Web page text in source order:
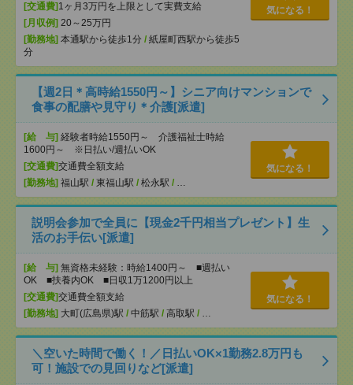
[交通費] 1ヶ月3万円を上限として実費支給
[月収例] 20～25万円
[勤務地] 本通駅から徒歩1分 / 紙屋町西駅から徒歩5
分
気になる！
【週2日＊高時給1550円～】シニア向けマンションで
食事の配膳や見守り＊介護[派遣]
[給 与] 経験者時給1550円～ 介護福祉士時給
1600円～ ※日払い/週払いOK
[交通費]交通費全額支給
[勤務地] 福山駅 / 東福山駅 / 松永駅 / …
気になる！
説明会参加で全員に【現金2千円相当プレゼント】生
活のお手伝い[派遣]
[給 与] 無資格未経験：時給1400円～ ■週払い
OK ■扶養内OK ■日収1万1200円以上
[交通費]交通費全額支給
[勤務地] 大町(広島県)駅 / 中筋駅 / 高取駅 / …
気になる！
＼空いた時間で働く！／日払いOK×1勤務2.8万円も
可！施設での見回りなど[派遣]